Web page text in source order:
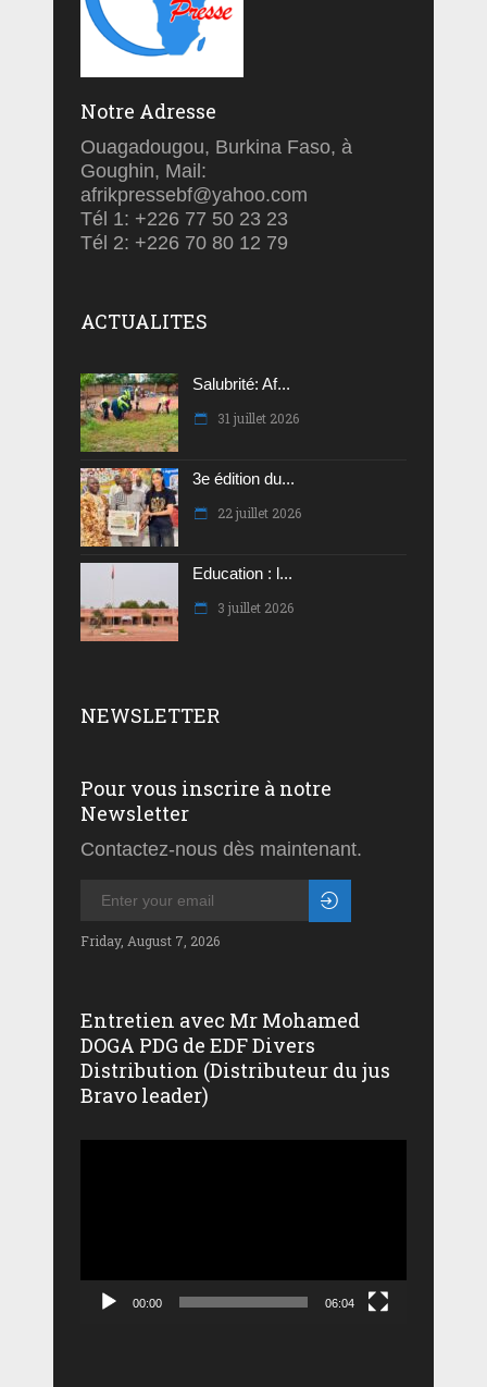
Notre Adresse
Ouagadougou, Burkina Faso, à
Goughin, Mail:
afrikpressebf@yahoo.com
Tél 1: +226 77 50 23 23
Tél 2: +226 70 80 12 79
ACTUALITES
Salubrité: Af...
31 juillet 2026
3e édition du...
22 juillet 2026
Education : l...
3 juillet 2026
NEWSLETTER
Pour vous inscrire à notre
Newsletter
Contactez-nous dès maintenant.
Friday, August 7, 2026
Entretien avec Mr Mohamed
DOGA PDG de EDF Divers
Distribution (Distributeur du jus
Bravo leader)
00:00 06:04